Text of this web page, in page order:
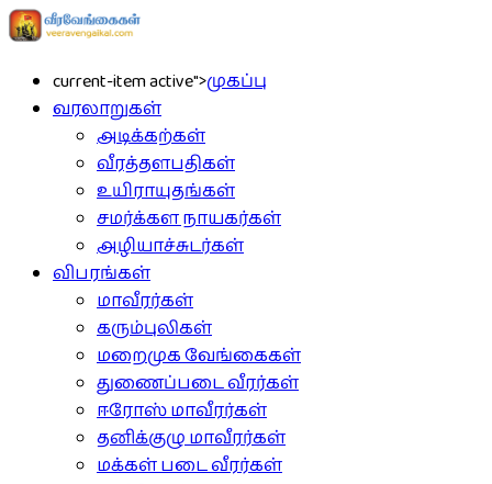
current-item active">முகப்பு
வரலாறுகள்
அடிக்கற்கள்
வீரத்தளபதிகள்
உயிராயுதங்கள்
சமர்க்கள நாயகர்கள்
அழியாச்சுடர்கள்
விபரங்கள்
மாவீரர்கள்
கரும்புலிகள்
மறைமுக வேங்கைகள்
துணைப்படை வீரர்கள்
ஈரோஸ் மாவீரர்கள்
தனிக்குழு மாவீரர்கள்
மக்கள் படை வீரர்கள்